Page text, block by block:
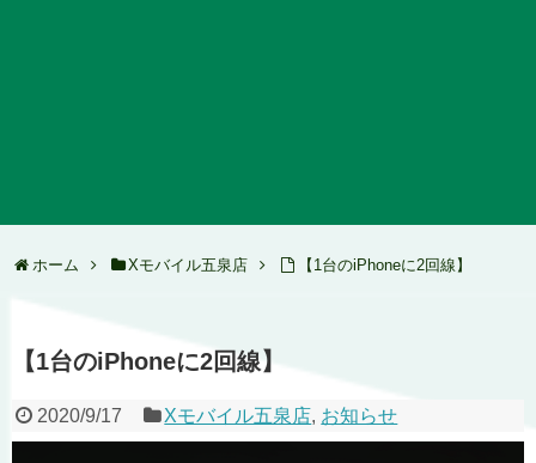
ホーム Xモバイル五泉店 【1台のiPhoneに2回線】
【1台のiPhoneに2回線】
2020/9/17 Xモバイル五泉店, お知らせ